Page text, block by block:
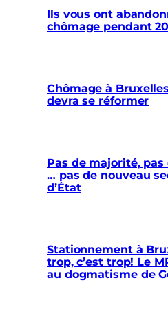
Ils vous ont
chômage pendant
Chômage à
devra se réformer
Pas de majorité,
… pas de nouveau
d’État
Stationnement à
trop, c’est trop! Le
au dogmatisme de